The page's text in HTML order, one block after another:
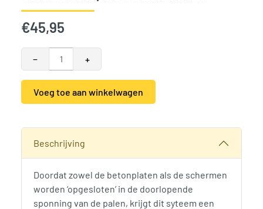
€45,95
−
Betonpaal glad met vellingkant, v.z.v. sleuf, 10 x 10 x 270
+
Voeg toe aan winkelwagen
Beschrijving
Doordat zowel de betonplaten als de schermen
worden ‘opgesloten’ in de doorlopende
sponning van de palen, krijgt dit syteem een